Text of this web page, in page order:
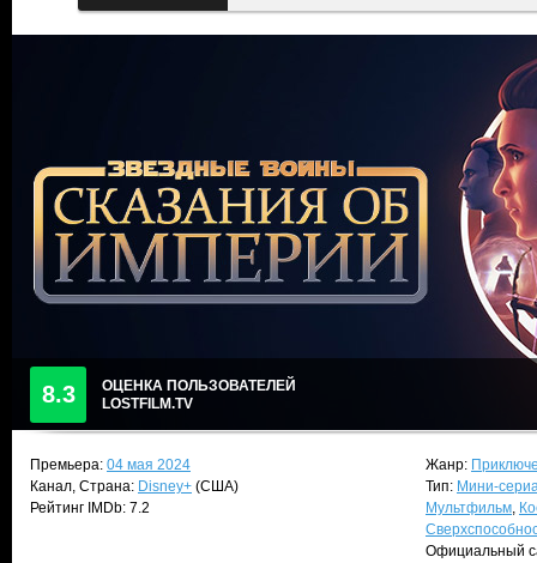
8.3
ОЦЕНКА ПОЛЬЗОВАТЕЛЕЙ
LOSTFILM.TV
Премьера: 04 мая 2024
Канал, Страна: Disney+ (США)
Рейтинг IMDb: 7.2
Жанр:
Тип: Мини-
Мультфильм,
Официальный